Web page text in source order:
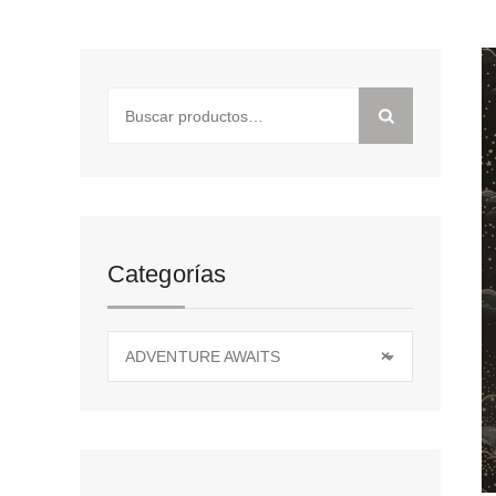
Categorías
×
ADVENTURE AWAITS